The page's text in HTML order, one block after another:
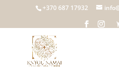
+370 687 17932
Home/Knygų namai
literatūra/ Audioknyga |
Maria Remarque